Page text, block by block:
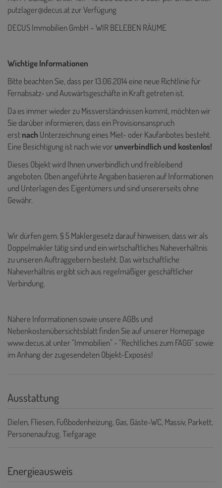
putzlager@decus.atzur Verfügung
DECUS Immobilien GmbH – WIR BELEBEN RÄUME
Wichtige Informationen
Bitte beachten Sie, dass per 13.06.2014 eine neue Richtlinie für
Fernabsatz- und Auswärtsgeschäfte in Kraft getreten ist.
Da es immer wieder zu Missverständnissen kommt, möchten wir
Sie darüber informieren, dass ein Provisionsanspruch
erstnach Unterzeichnung eines Miet- oder Kaufanbotes besteht.
Eine Besichtigung ist nach wie vorunverbindlich und kostenlos!
Dieses Objekt wird Ihnen unverbindlich und freibleibend
angeboten. Oben angeführte Angaben basieren auf Informationen
und Unterlagen des Eigentümers und sind unsererseits ohne
Gewähr.
Wir dürfen gem. § 5 Maklergesetz darauf hinweisen, dass wir als
Doppelmakler tätig sind und ein wirtschaftliches Naheverhältnis
zu unseren Auftraggebern besteht. Das wirtschaftliche
Naheverhältnis ergibt sich aus regelmäßiger geschäftlicher
Verbindung.
Nähere Informationen sowie unsere AGBs und
Nebenkostenübersichtsblatt finden Sie auf unserer Homepage
www.decus.at unter "Immobilien" - "Rechtliches zum FAGG" sowie
im Anhang der zugesendeten Objekt-Exposés!
Ausstattung
Dielen Fliesen Fußbodenheizung Gas Gäste-WC Massiv Parkett
Personenaufzug Tiefgarage
Energieausweis